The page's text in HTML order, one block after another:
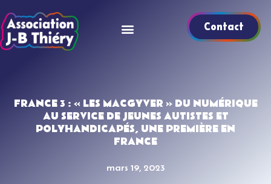
Contact
FRANCE 3 : « LES MACGYVER » DU NUMÉRIQUE
AU SERVICE DE JEUNES AUTISTES ET
POLYHANDICAPÉS, UNE PREMIÈRE EN
FRANCE
mars 19, 2023